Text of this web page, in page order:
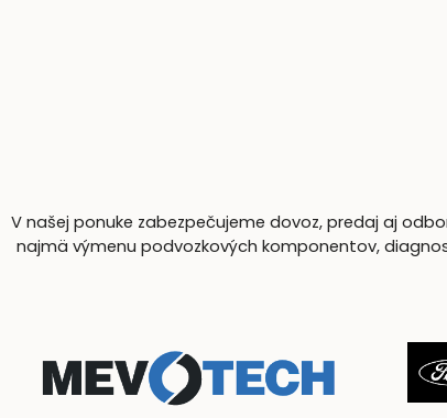
V našej ponuke zabezpečujeme dovoz, predaj aj
najmä výmenu podvozkových komponentov,